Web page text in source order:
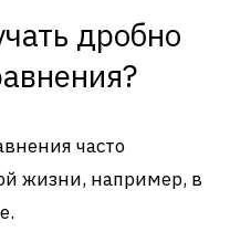
дробно
часто
жизни, например, в